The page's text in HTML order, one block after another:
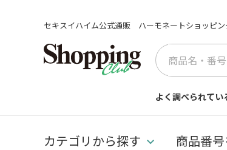
セキスイハイム公式通販 ハーモネートショッピン
よく調べられてい
カテゴリから探す 商品番